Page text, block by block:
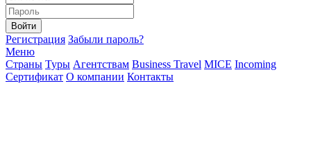
Войти
Регистрация Забыли пароль?
Меню
Страны Туры Агентствам Business Travel MICE Incoming
Сертификат О компании Контакты